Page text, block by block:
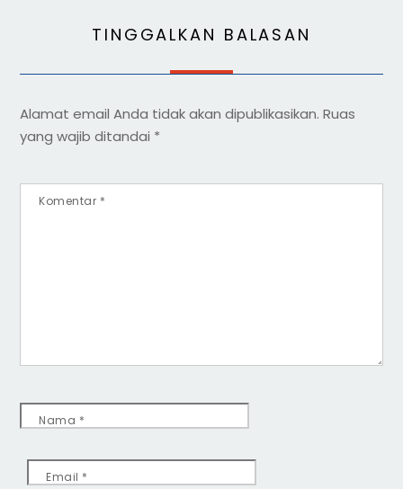
TINGGALKAN BALASAN
Alamat email Anda tidak akan dipublikasikan. Ruas
yang wajib ditandai *
Komentar *
Nama *
Email *